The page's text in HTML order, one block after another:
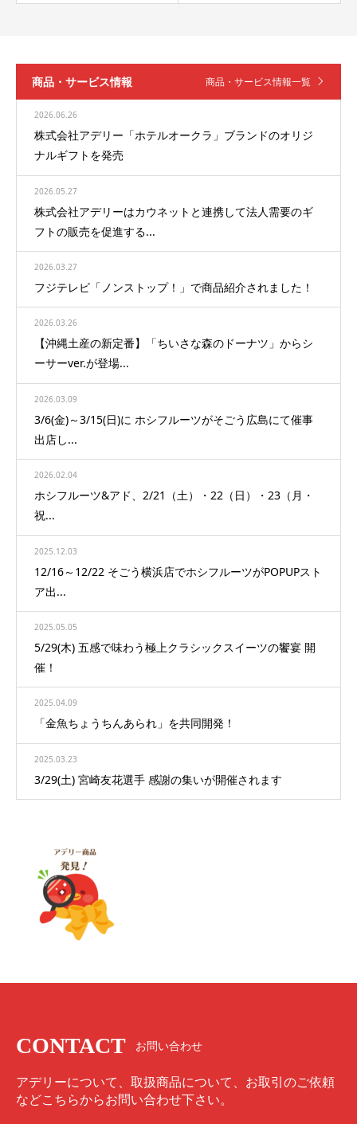
商品・サービス情報 商品・サービス情報一覧
2026.06.26
株式会社アデリー「ホテルオークラ」ブランドのオリジ
ナルギフトを発売
2026.05.27
株式会社アデリーはカウネットと連携して法人需要のギ
フトの販売を促進する...
2026.03.27
フジテレビ「ノンストップ！」で商品紹介されました！
2026.03.26
【沖縄土産の新定番】「ちいさな森のドーナツ」からシ
ーサーver.が登場...
2026.03.09
3/6(金)～3/15(日)に ホシフルーツがそごう広島にて催事
出店し...
2026.02.04
ホシフルーツ&アド、2/21（土）・22（日）・23（月・
祝...
2025.12.03
12/16～12/22 そごう横浜店でホシフルーツがPOPUPスト
ア出...
2025.05.05
5/29(木) 五感で味わう極上クラシックスイーツの饗宴 開
催！
2025.04.09
「金魚ちょうちんあられ」を共同開発！
2025.03.23
3/29(土) 宮崎友花選手 感謝の集いが開催されます
CONTACT お問い合わせ
アデリーについて、取扱商品について、お取引のご依頼
などこちらからお問い合わせ下さい。